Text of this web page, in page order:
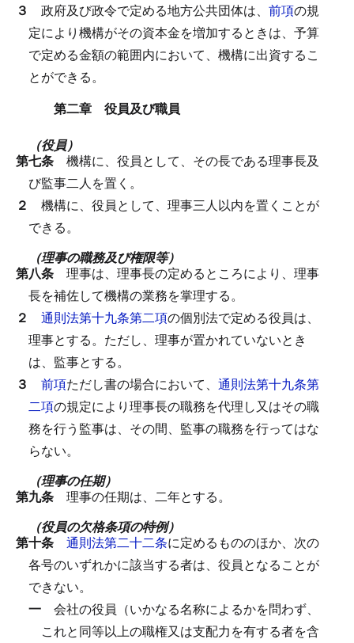
３ 政府及び政令で定める地方公共団体は、 前項の規
定により機構がその資本金を増加するときは、予算
で定める金額の範囲内において、機構に出資するこ
とができる。
第二章 役員及び職員
（役員）
第七条 機構に、役員として、その長である理事長及
び監事二人を置く。
２ 機構に、役員として、理事三人以内を置くことが
できる。
（理事の職務及び権限等）
第八条 理事は、理事長の定めるところにより、理事
長を補佐して機構の業務を掌理する。
２ 通則法第十九条第二項の個別法で定める役員は、
理事とする。 ただし、理事が置かれていないとき
は、監事とする。
３ 前項ただし書の場合において、 通則法第十九条第
二項の規定により理事長の職務を代理し又はその職
務を行う監事は、その間、監事の職務を行ってはな
らない。
（理事の任期）
第九条 理事の任期は、二年とする。
（役員の欠格条項の特例）
第十条 通則法第二十二条に定めるもののほか、次の
各号のいずれかに該当する者は、役員となることが
できない。
一 会社の役員（いかなる名称によるかを問わず、
これと同等以上の職権又は支配力を有する者を含